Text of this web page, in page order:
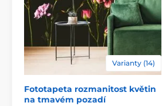
Použitá tisková technologie je
prostředí. Tapety můžete
kteréhokoli pokoje. Barvy
přísné ekologické normy a pyšní
GREENGUARD GOLD.
Varianty (14)
Fototapeta rozmanitost květin
na tmavém pozadí